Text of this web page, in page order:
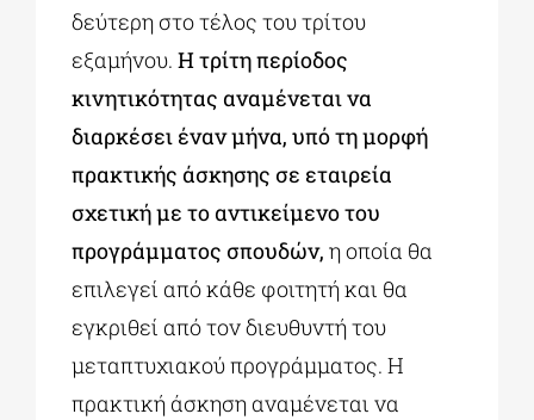
δεύτερη στο τέλος του τρίτου
εξαμήνου. Η τρίτη περίοδος
κινητικότητας αναμένεται να
διαρκέσει έναν μήνα, υπό τη μορφή
πρακτικής άσκησης σε εταιρεία
σχετική με το αντικείμενο του
προγράμματος σπουδών, η οποία θα
επιλεγεί από κάθε φοιτητή και θα
εγκριθεί από τον διευθυντή του
μεταπτυχιακού προγράμματος. Η
πρακτική άσκηση αναμένεται να